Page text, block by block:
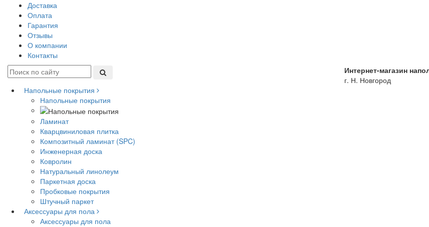
Доставка
Оплата
Гарантия
Отзывы
О компании
Контакты
Интернет-магазин
г. Н. Новгород
Напольные покрытия
Напольные покрытия
Ламинат
Кварцвиниловая плитка
Композитный ламинат (SPC)
Инженерная доска
Ковролин
Натуральный линолеум
Паркетная доска
Пробковые покрытия
Штучный паркет
Аксессуары для пола
Аксессуары для пола